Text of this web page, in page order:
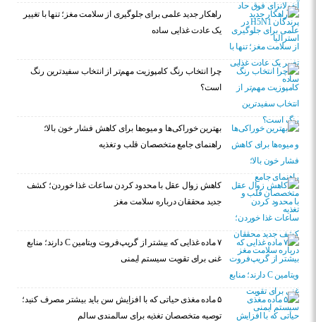
راهکار جدید علمی برای جلوگیری از سلامت مغز؛ تنها با تغییر
یک عادت غذایی ساده
چرا انتخاب رنگ کامپوزیت مهم‌تر از انتخاب سفیدترین رنگ
است؟
بهترین خوراکی‌ها و میوه‌ها برای کاهش فشار خون بالا؛
راهنمای جامع متخصصان قلب و تغذیه
کاهش زوال عقل با محدود کردن ساعات غذا خوردن؛ کشف
جدید محققان درباره سلامت مغز
۷ ماده غذایی که بیشتر از گریپ‌فروت ویتامین C دارند؛ منابع
غنی برای تقویت سیستم ایمنی
۵ ماده مغذی حیاتی که با افزایش سن باید بیشتر مصرف کنید؛
توصیه متخصصان تغذیه برای سالمندی سالم